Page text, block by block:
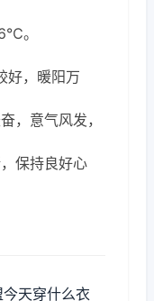
。
好，暖阳万
，意气风发，
保持良好心
今天穿什么衣